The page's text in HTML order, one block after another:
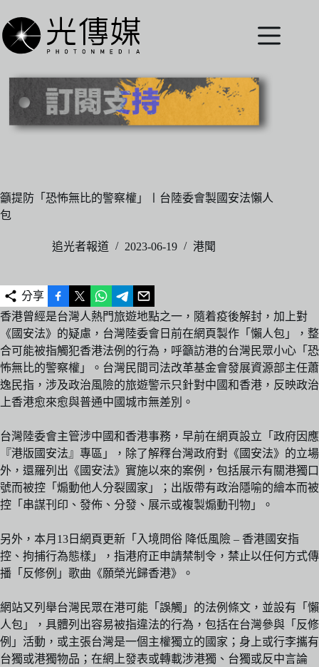
至
主
內
籲提防「恐怖無比的警察權」〡台陸委會製國安法懶人
包
追光者報道 2023-06-19 港聞
分享
香港曾經是台灣人熱門旅遊地點之一，隨着疫後解封，加上對
《國安法》的疑慮，台灣陸委會日前在網頁製作「懶人包」，整
合可能被指觸犯香港法例的行為，呼籲訪港的台灣民眾小心「恐
怖無比的警察權」。台灣民間司法改革基金會發展資源部主任蕭
逸民指，涉及政治風險的旅遊警示只針對中國和香港，反映政治
上香港愈來愈與普通中國城市無差別。
台灣陸委會主管涉中國和香港事務，早前在網頁設立「政府因應
『港版國安法』專區」，除了解釋台灣政府對《國安法》的立場
外，還羅列出《國安法》實施以來的案例，包括展示有關港獨口
號而被控「煽動他人分裂國家」；出版帶有政治隱喻的繪本而被
控「串謀刊印、發佈、分發、展示或複製煽動刊物」。
另外，本月13日網頁更新「入境問俗 降低風險 – 香港國安指
控、拘捕行為態樣」，指港府正申請禁制令，禁止以任何方式傳
播「反修例」歌曲《願榮光歸香港》。
網站又列舉台灣民眾在港可能「誤觸」的法例條文，並設有「懶
人包」，具體列出容易被指違法的行為，包括在台灣參與「反修
例」活動，或主張台灣是一個主權獨立的國家；身上或行李攜有
台獨或港獨物品；在網上發表或轉載涉港獨、台獨或反中言論